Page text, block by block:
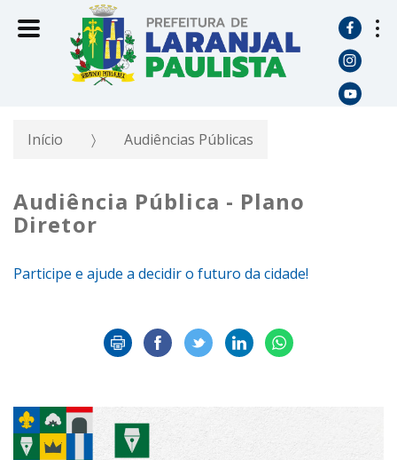
Início Audiências Públicas
Audiência Pública - Plano
Diretor
Participe e ajude a decidir o futuro da cidade!